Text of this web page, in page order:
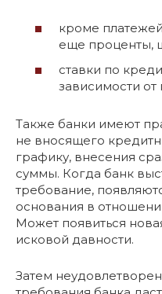
кроме
еще проценты,
ставки по
зависимости от
Также банки имеют
не вносящего
графику, внесения
суммы. Когда банк
требование,
основания в
Может появиться
исковой давности.
Затем